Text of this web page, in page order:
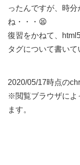
ったんですが、時
ね・・・😫
復習をかねて、
タグについて書いて
2020/05/17時点の
※閲覧ブラウザによ
ます。